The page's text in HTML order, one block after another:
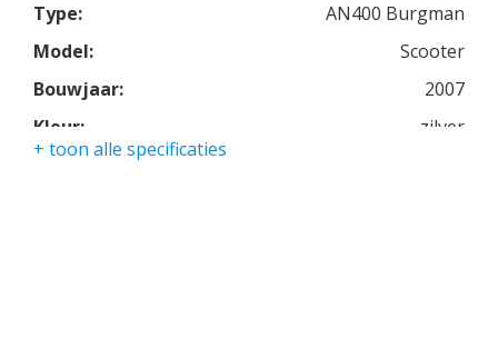
Type:
AN400 Burgman
Model:
Scooter
Bouwjaar:
2007
Kleur:
zilver
+ toon alle specificaties